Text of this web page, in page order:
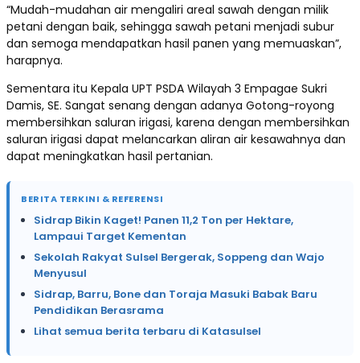
“Mudah-mudahan air mengaliri areal sawah dengan milik
petani dengan baik, sehingga sawah petani menjadi subur
dan semoga mendapatkan hasil panen yang memuaskan”,
harapnya.
Sementara itu Kepala UPT PSDA Wilayah 3 Empagae Sukri
Damis, SE. Sangat senang dengan adanya Gotong-royong
membersihkan saluran irigasi, karena dengan membersihkan
saluran irigasi dapat melancarkan aliran air kesawahnya dan
dapat meningkatkan hasil pertanian.
BERITA TERKINI & REFERENSI
Sidrap Bikin Kaget! Panen 11,2 Ton per Hektare,
Lampaui Target Kementan
Sekolah Rakyat Sulsel Bergerak, Soppeng dan Wajo
Menyusul
Sidrap, Barru, Bone dan Toraja Masuki Babak Baru
Pendidikan Berasrama
Lihat semua berita terbaru di Katasulsel